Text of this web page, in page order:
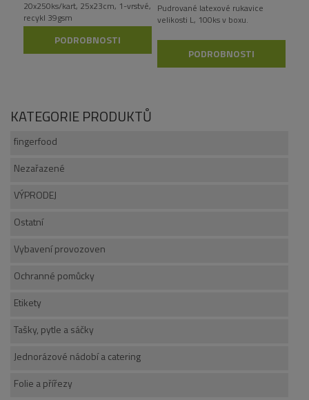
20x250ks/kart, 25x23cm, 1-vrstvé,
recykl 39gsm
PODROBNOSTI
Pudrované latexové rukavice
velikosti L, 100ks v boxu.
PODROBNOSTI
KATEGORIE PRODUKTŮ
fingerfood
Nezařazené
VÝPRODEJ
Ostatní
Vybavení provozoven
Ochranné pomůcky
Etikety
Tašky, pytle a sáčky
Jednorázové nádobí a catering
Folie a přířezy